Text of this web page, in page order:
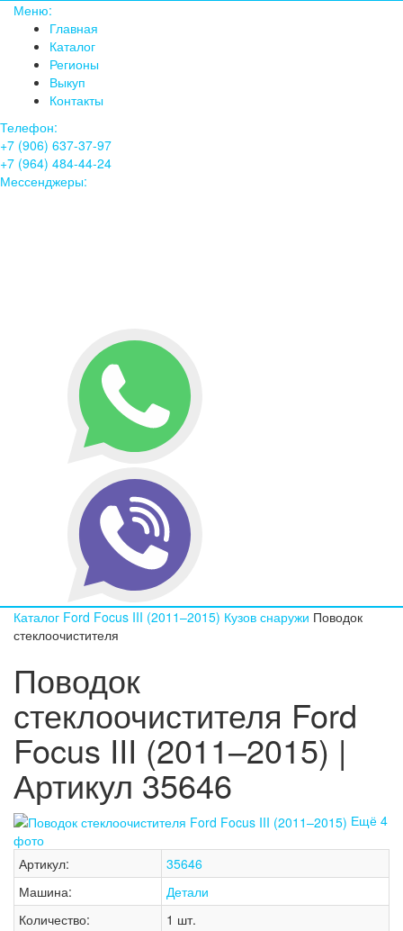
Меню:
Главная
Каталог
Регионы
Выкуп
Контакты
Телефон:
+7 (906) 637-37-97
+7 (964) 484-44-24
Мессенджеры:
Каталог Ford Focus III (2011–2015) Кузов снаружи Поводок
стеклоочистителя
Поводок
стеклоочистителя Ford
Focus III (2011–2015) |
Артикул 35646
Ещё 4
фото
Артикул:
35646
Машина:
Детали
Количество:
1 шт.